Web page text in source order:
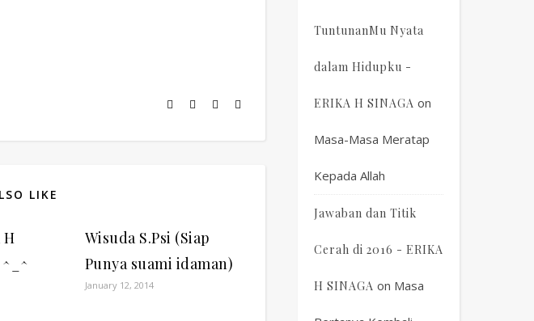
LIKE
^_^
Wisuda S.Psi (Siap
Punya suami idaman)
January 12, 2014
TuntunanMu Nyata
dalam Hidupku -
ERIKA H SINAGA on
Masa-Masa Meratap
Kepada Allah
Jawaban dan Titik
Cerah di 2016 - ERIKA
H SINAGA on Masa